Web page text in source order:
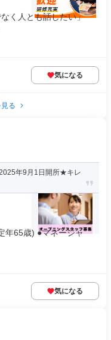
く人とも話したい」
気になる
る
年9月1日開所★キレ
年65歳) ●マネージャ
気になる